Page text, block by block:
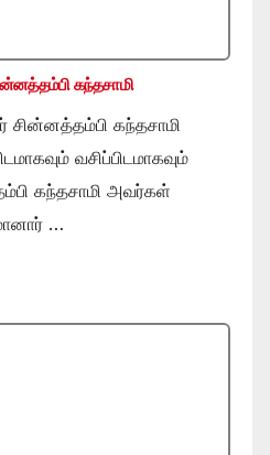
கந்தசாமி
கந்தசாமி
வசிப்பிடமாகவும்
கந்தசாமி அவர்கள்
…